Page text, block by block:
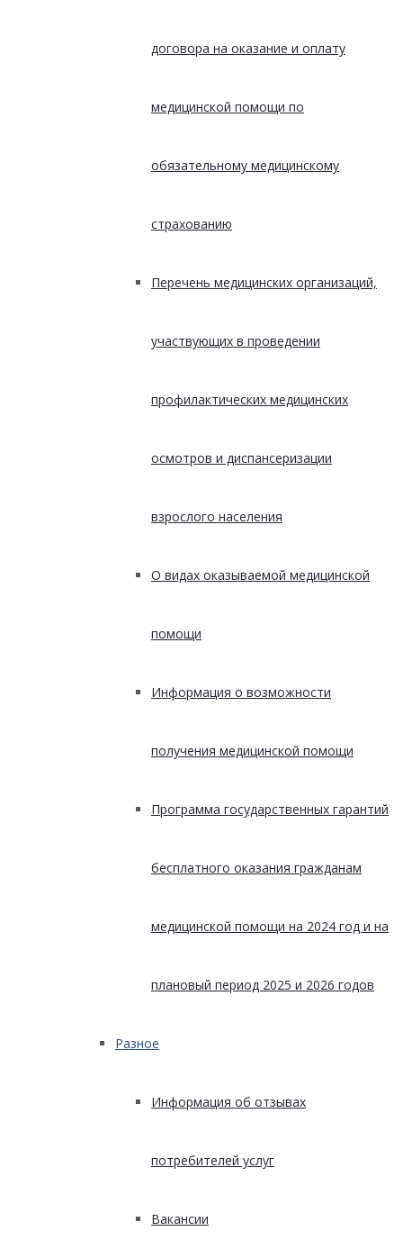
договора на оказание и оплату
медицинской помощи по
обязательному медицинскому
страхованию
Перечень медицинских организаций,
участвующих в проведении
профилактических медицинских
осмотров и диспансеризации
взрослого населения
О видах оказываемой медицинской
помощи
Информация о возможности
получения медицинской помощи
Программа государственных гарантий
бесплатного оказания гражданам
медицинской помощи на 2024 год и на
плановый период 2025 и 2026 годов
Разное
Информация об отзывах
потребителей услуг
Вакансии